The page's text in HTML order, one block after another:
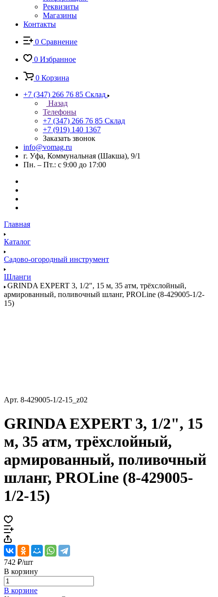
Реквизиты
Магазины
Контакты
0 Сравнение
0 Избранное
0 Корзина
+7 (347) 266 76 85 Склад
Назад
Телефоны
+7 (347) 266 76 85 Склад
+7 (919) 140 1367
Заказать звонок
info@vomag.ru
г. Уфа, Коммунальная (Шакша), 9/1
Пн. – Пт.: с 9:00 до 17:00
Главная
Каталог
Садово-огородный инструмент
Шланги
GRINDA EXPERT 3, 1/2", 15 м, 35 атм, трёхслойный,
армированный, поливочный шланг, PROLine (8-429005-1/2-
15)
Арт. 8-429005-1/2-15_z02
GRINDA EXPERT 3, 1/2", 15
м, 35 атм, трёхслойный,
армированный, поливочный
шланг, PROLine (8-429005-
1/2-15)
742 ₽/шт
В корзину
В корзине